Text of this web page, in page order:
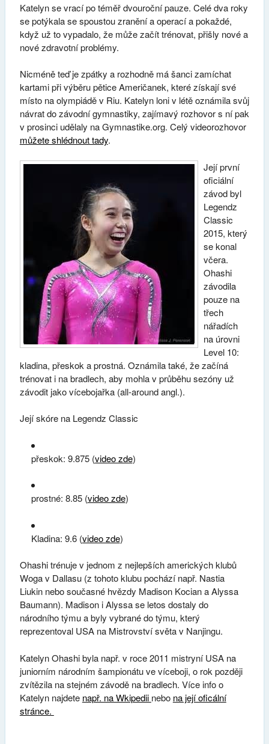
Katelyn se vrací po téměř dvouroční pauze. Celé dva roky
se potýkala se spoustou zranění a operací a pokaždé,
když už to vypadalo, že může začít trénovat, přišly nové a
nové zdravotní problémy.
Nicméně teď je zpátky a rozhodně má šanci zamíchat
kartami při výběru pětice Američanek, které získají své
místo na olympiádě v Riu. Katelyn loni v létě oznámila svůj
návrat do závodní gymnastiky, zajímavý rozhovor s ní pak
v prosinci udělaly na Gymnastike.org. Celý videorozhovor
můžete shlédnout tady.
Její první
oficiální
závod byl
Legendz
Classic
2015, který
se konal
včera.
Ohashi
závodila
pouze na
třech
nářadích
na úrovni
Level 10:
kladina, přeskok a prostná. Oznámila také, že začíná
trénovat i na bradlech, aby mohla v průběhu sezóny už
závodit jako vícebojařka (all-around angl.).
Její skóre na Legendz Classic
přeskok: 9.875 (video zde)
prostné: 8.85 (video zde)
Kladina: 9.6 (video zde)
Ohashi trénuje v jednom z nejlepších amerických klubů
Woga v Dallasu (z tohoto klubu pochází např. Nastia
Liukin nebo současné hvězdy Madison Kocian a Alyssa
Baumann). Madison i Alyssa se letos dostaly do
národního týmu a byly vybrané do týmu, který
reprezentoval USA na Mistrovství světa v Nanjingu.
Katelyn Ohashi byla např. v roce 2011 mistryní USA na
juniorním národním šampionátu ve víceboji, o rok později
zvítězila na stejném závodě na bradlech. Více info o
Katelyn najdete např. na Wkipedii nebo na její oficální
stránce.